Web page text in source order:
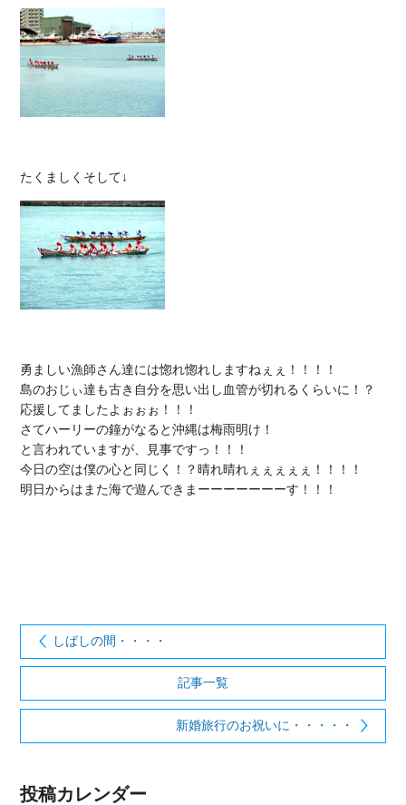
勇ましい漁師さん達には惚れ惚れしますねぇぇ！！！！
島のおじぃ達も古き自分を思い出し血管が切れるくらいに！？
応援してましたよぉぉぉ！！！
さてハーリーの鐘がなると沖縄は梅雨明け！
と言われていますが、見事ですっ！！！
今日の空は僕の心と同じく！？晴れ晴れぇぇぇぇぇ！！！！
明日からはまた海で遊んできまーーーーーーーす！！！
しばしの間・・・・
記事一覧
新婚旅行のお祝いに・・・・・
投稿カレンダー